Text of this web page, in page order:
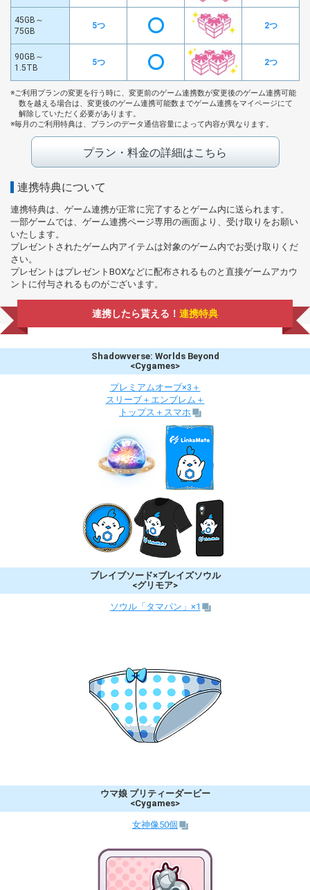
45GB～
75GB
5つ 2つ
90GB～
1.5TB
5つ 2つ
ご利用プランの変更を行う時に、変更前のゲーム連携数が変更後のゲーム連携可能
数を越える場合は、変更後のゲーム連携可能数までゲーム連携をマイページにて
解除していただく必要があります。
毎月のご利用特典は、プランのデータ通信容量によって内容が異なります。
プラン・料金の詳細はこちら
連携特典について
連携特典は、ゲーム連携が正常に完了するとゲーム内に送られます。
一部ゲームでは、ゲーム連携ページ専用の画面より、受け取りをお願い
いたします。
プレゼントされたゲーム内アイテムは対象のゲーム内でお受け取りくだ
さい。
プレゼントはプレゼントBOXなどに配布されるものと直接ゲームアカウ
ントに付与されるものがございます。
連携したら貰える！ 連携特典
Shadowverse: Worlds Beyond
<Cygames>
プレミアムオーブ×3＋
スリーブ＋エンブレム＋
トップス＋スマホ
ブレイブソード×ブレイズソウル
<グリモア>
ソウル「タマパン」×1
ウマ娘 プリティーダービー
<Cygames>
女神像50個